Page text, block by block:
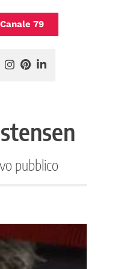
Canale 79
pubblico